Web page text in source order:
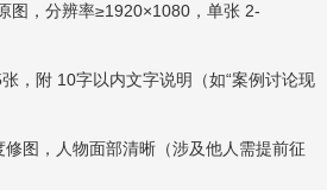
图，分辨率≥1920×1080，单张 2-
，附 10字以内文字说明（如“案例讨论现
图，人物面部清晰（涉及他人需提前征